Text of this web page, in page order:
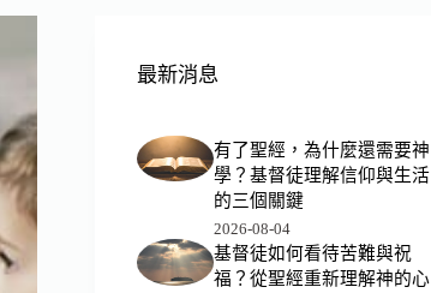
最新消息
有了聖經，為什麼還需要神
學？基督徒理解信仰與生活
的三個關鍵
2026-08-04
基督徒如何看待苦難與祝
福？從聖經重新理解神的心